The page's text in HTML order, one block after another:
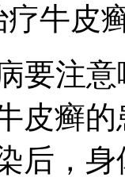
疗牛皮
要注意
皮癣
后，